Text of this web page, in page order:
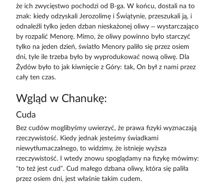
że ich zwycięstwo pochodzi od B-ga. W końcu, dostali na to
znak: kiedy odzyskali Jerozolimę i Świątynie, przeszukali ją, i
odnaleźli tylko jeden dzban nieskażonej oliwy – wystarczająco
by rozpalić Menorę. Mimo, że oliwy powinno było starczyć
tylko na jeden dzień, światło Menory paliło się przez osiem
dni, tyle ile trzeba było by wyprodukować nową oliwę. Dla
Żydów było to jak kiwnięcie z Góry: tak, On był z nami przez
cały ten czas.
Wgląd w Chanukę:
Cuda
Bez cudów moglibyśmy uwierzyć, że prawa fizyki wyznaczają
rzeczywistość. Kiedy jednak jesteśmy świadkami
niewytłumaczalnego, to widzimy, że istnieje wyższa
rzeczywistość. I wtedy znowu spoglądamy na fizykę mówimy:
“to też jest cud”. Cud małego dzbana oliwy, która się paliła
przez osiem dni, jest właśnie takim cudem.